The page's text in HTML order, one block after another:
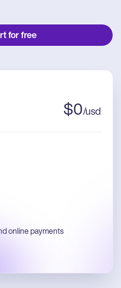
for free
$0/usd
online payments